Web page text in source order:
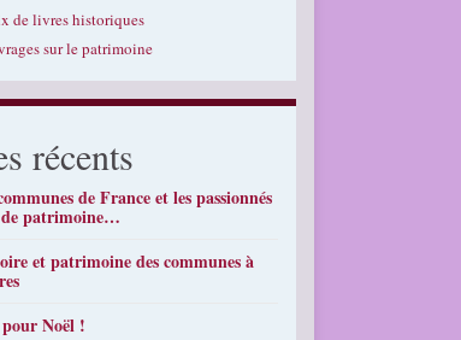
de livres historiques
sur le patrimoine
récents
de France et les passionnés
de patrimoine…
et patrimoine des communes à
pour Noël !